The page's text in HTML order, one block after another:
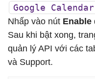
Google
Nhấp vào nút Enable
Sau khi bật xong,
quản lý API với các
và Support.